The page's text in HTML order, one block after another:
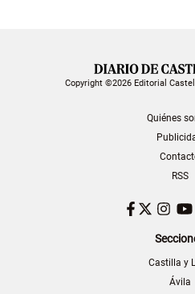
Copyright ©2026 Editorial
Quiénes
RSS
Facebook
Twitter
Castilla y
Ávila